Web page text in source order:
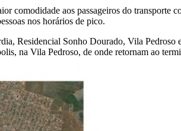
comodidade aos passageiros do transporte
nos horários de pico.
Residencial Sonho Dourado, Vila
na Vila Pedroso, de onde retornam ao